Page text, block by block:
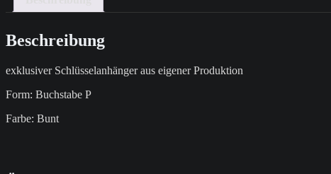
Beschreibung
exklusiver Schlüsselanhänger aus eigener Produktion
Form: Buchstabe P
Farbe: Bunt